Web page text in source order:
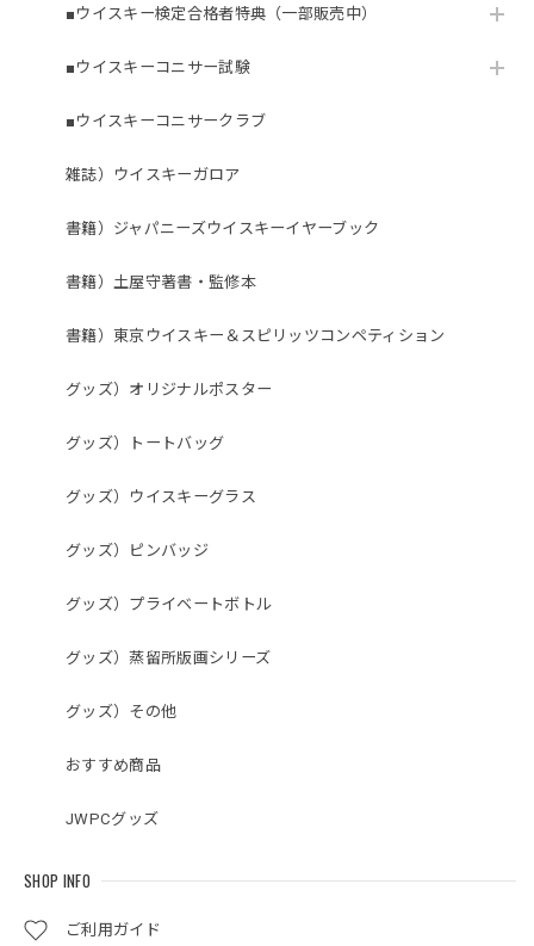
■ウイスキー検定合格者特典（一部販売中）
■ウイスキーコニサー試験
■ウイスキーコニサークラブ
雑誌）ウイスキーガロア
書籍）ジャパニーズウイスキーイヤーブック
書籍）土屋守著書・監修本
書籍）東京ウイスキー＆スピリッツコンペティション
グッズ）オリジナルポスター
グッズ）トートバッグ
グッズ）ウイスキーグラス
グッズ）ピンバッジ
グッズ）プライベートボトル
グッズ）蒸留所版画シリーズ
グッズ）その他
おすすめ商品
JWPCグッズ
SHOP INFO
ご利用ガイド